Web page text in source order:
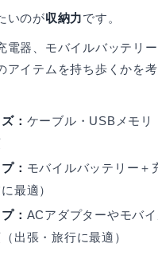
いのが収納力です。
電器、モバイルバッテリー
アイテムを持ち歩くかを
： ケーブル・USBメモリ
： モバイルバッテリー＋
最適）
： ACアダプターやモバ
出張・旅行に最適）